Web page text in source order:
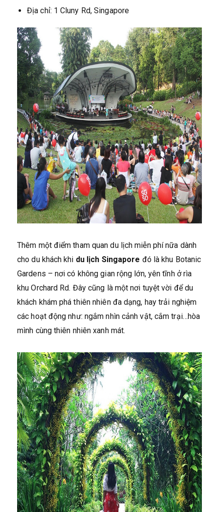
Địa chỉ: 1 Cluny Rd, Singapore
Thêm một điểm tham quan du lịch miễn phí nữa dành
cho du khách khi du lịch Singapore đó là khu Botanic
Gardens – nơi có không gian rộng lớn, yên tĩnh ở rìa
khu Orchard Rd. Đây cũng là một nơi tuyệt vời để du
khách khám phá thiên nhiên đa dạng, hay trải nghiệm
các hoạt động như: ngắm nhìn cảnh vật, cắm trại…hòa
mình cùng thiên nhiên xanh mát.